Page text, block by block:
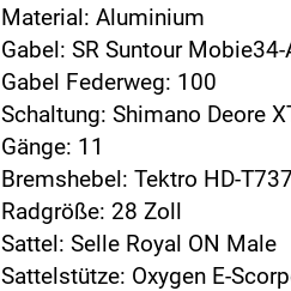
Material: Aluminium
Gabel: SR Suntour
Gabel Federweg: 100
Schaltung: Shimano Deore
Gänge: 11
Bremshebel: Tektro HD-T737
Radgröße: 28 Zoll
Sattel: Selle Royal ON Male
Sattelstütze: Oxygen E-